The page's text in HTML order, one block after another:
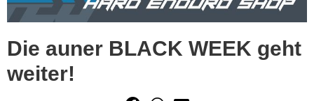
Die auner BLACK WEEK geht
weiter!